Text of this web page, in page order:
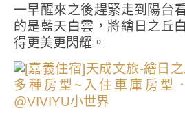
一早醒來之後趕緊走到陽台
的是藍天白雲，將繪日之丘
得更美更閃耀。